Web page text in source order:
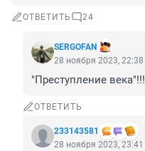
ОТВЕТИТЬ 24
SERGOFAN
28 ноября 2023, 22:38
"Преступление века"!!!
ОТВЕТИТЬ
233143581
28 ноября 2023, 23:41